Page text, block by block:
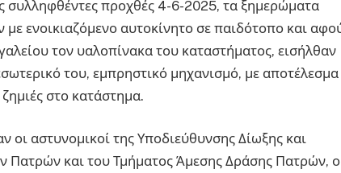
συλληφθέντες προχθές 4-6-2025, τα ξημερώματα
ενοικιαζόμενο αυτοκίνητο σε παιδότοπο και
τον υαλοπίνακα του καταστήματος, εισήλθαν
του, εμπρηστικό μηχανισμό, με αποτέλεσμα
στο κατάστημα.
οι αστυνομικοί της Υποδιεύθυνσης Δίωξης και
Πατρών και του Τμήματος Άμεσης Δράσης Πατρών,